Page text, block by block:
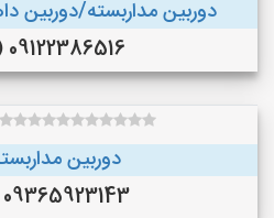
دوربین مداربسته/دوربین
09122386516 (سمنان )
دوربین
09365923143 (سمنان )